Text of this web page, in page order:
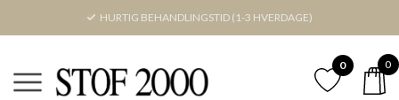
HURTIG BEHANDLINGSTID (1-3 HVERDAGE)
0 0